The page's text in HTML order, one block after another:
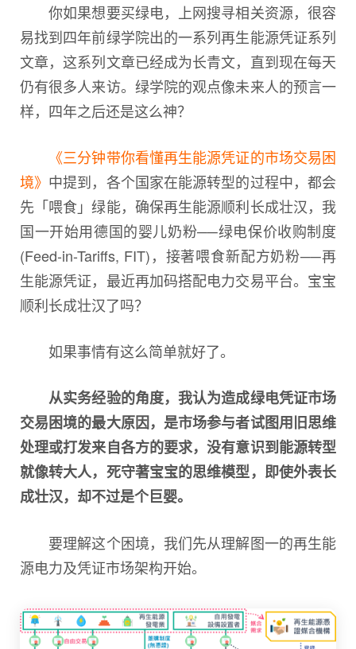
你如果想要买绿电，上网搜寻相关资源，很容
易找到四年前绿学院出的一系列再生能源凭证系列
文章，这系列文章已经成为长青文，直到现在每天
仍有很多人来访。绿学院的观点像未来人的预言一
样，四年之后还是这么神？
《三分钟带你看懂再生能源凭证的市场交易困
境》 中提到，各个国家在能源转型的过程中，都会
先「喂食」绿能，确保再生能源顺利长成壮汉，我
国一开始用德国的婴儿奶粉──绿电保价收购制度
(Feed-in-Tariffs, FIT)，接著喂食新配方奶粉──再
生能源凭证，最近再加码搭配电力交易平台。宝宝
顺利长成壮汉了吗？
如果事情有这么简单就好了。
从实务经验的角度，我认为造成绿电凭证市场
交易困境的最大原因，是市场参与者试图用旧思维
处理或打发来自各方的要求，没有意识到能源转型
就像转大人，死守著宝宝的思维模型，即使外表长
成壮汉，却不过是个巨婴。
要理解这个困境，我们先从理解图一的再生能
源电力及凭证市场架构开始。